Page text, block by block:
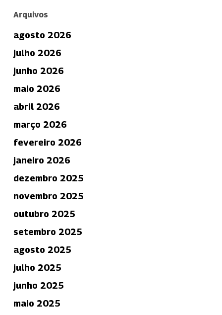
Arquivos
agosto 2026
julho 2026
junho 2026
maio 2026
abril 2026
março 2026
fevereiro 2026
janeiro 2026
dezembro 2025
novembro 2025
outubro 2025
setembro 2025
agosto 2025
julho 2025
junho 2025
maio 2025